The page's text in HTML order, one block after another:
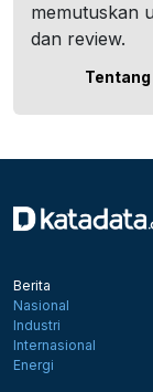
memutuskan
dan review.
Berita
Nasional
Industri
Internasional
Energi